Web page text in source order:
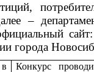
–
города
Конкурс